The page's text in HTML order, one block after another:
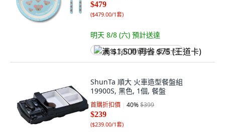
$479
($479.00/1套)
明天 8/8 (六) 預計送達
满 $1,500 再省 $75 (王道卡)
ShunTa 順大 火車造型餐盤組
19900S, 黑色, 1個, 餐盤
首購折扣價 40%$399
$239
($239.00/1套)